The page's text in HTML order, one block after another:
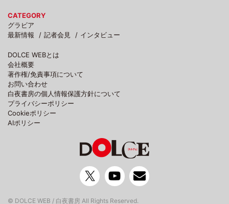
CATEGORY
グラビア
最新情報
記者会見 インタビュー
DOLCE WEBとは
会社概要
著作権/免責事項について
お問い合わせ
白夜書房の個人情報保護方針について
プライバシーポリシー
Cookieポリシー
AIポリシー
© DOLCE WEB / 白夜書房 All Rights Reserved.